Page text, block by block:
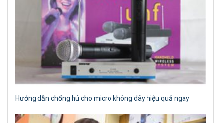
Hướng dẫn chống hú cho micro không dây hiệu quả ngay